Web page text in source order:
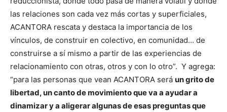
las relaciones son cada vez más cortas y superficiales,
ACANTORA rescata y destaca la importancia de los
vínculos, de construir en colectivo, en comunidad… de
construirse a sí mismo a partir de las experiencias de
relacionamiento con otras, otros y con lo otro”. Y agrega:
“para las personas que vean ACANTORA será un grito de
libertad, un canto de movimiento que va a ayudar a
dinamizar y a aligerar algunas de esas preguntas que